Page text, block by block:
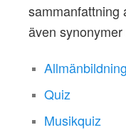
sammanfattning
även
Allmänbildning
Quiz
Musikquiz